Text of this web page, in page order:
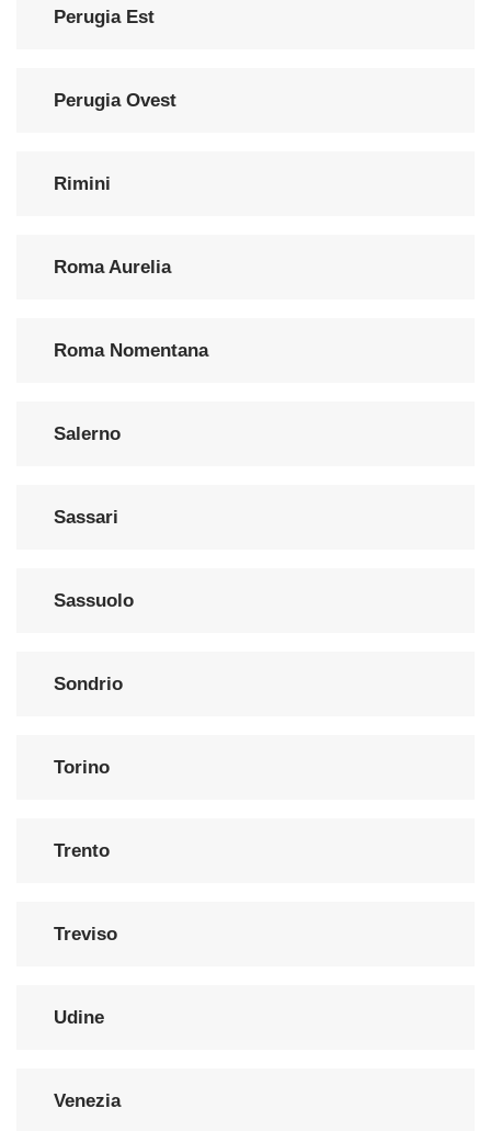
Perugia Est
Perugia Ovest
Rimini
Roma Aurelia
Roma Nomentana
Salerno
Sassari
Sassuolo
Sondrio
Torino
Trento
Treviso
Udine
Venezia